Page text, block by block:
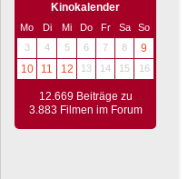
Kinokalender
Mo Di Mi Do Fr Sa
So
3
4 5 6 7 8
9
10
11 12 13 14 15 16
12.669 Beiträge zu
3.883 Filmen im Forum